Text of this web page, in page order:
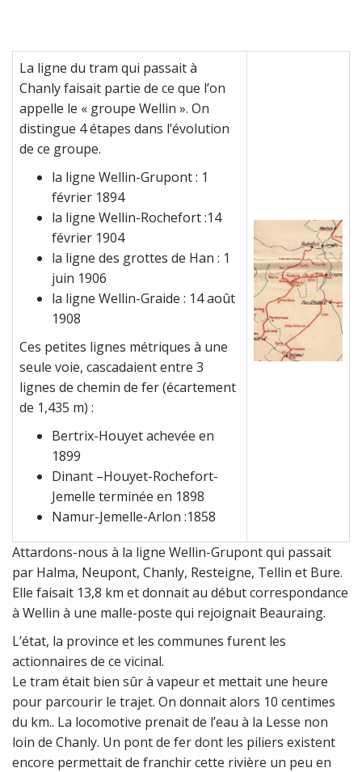
La ligne du tram qui passait à
Chanly faisait partie de ce que l’on
appelle le « groupe Wellin ». On
distingue 4 étapes dans l’évolution
de ce groupe.
la ligne Wellin-Grupont : 1
février 1894
la ligne Wellin-Rochefort :14
février 1904
la ligne des grottes de Han : 1
juin 1906
la ligne Wellin-Graide : 14 août
1908
Ces petites lignes métriques à une
seule voie, cascadaient entre 3
lignes de chemin de fer (écartement
de 1,435 m) :
Bertrix-Houyet achevée en
1899
Dinant –Houyet-Rochefort-
Jemelle terminée en 1898
Namur-Jemelle-Arlon :1858
Attardons-nous à la ligne Wellin-Grupont qui passait
par Halma, Neupont, Chanly, Resteigne, Tellin et Bure.
Elle faisait 13,8 km et donnait au début correspondance
à Wellin à une malle-poste qui rejoignait Beauraing.
L’état, la province et les communes furent les
actionnaires de ce vicinal.
Le tram était bien sûr à vapeur et mettait une heure
pour parcourir le trajet. On donnait alors 10 centimes
du km.. La locomotive prenait de l’eau à la Lesse non
loin de Chanly. Un pont de fer dont les piliers existent
encore permettait de franchir cette rivière un peu en